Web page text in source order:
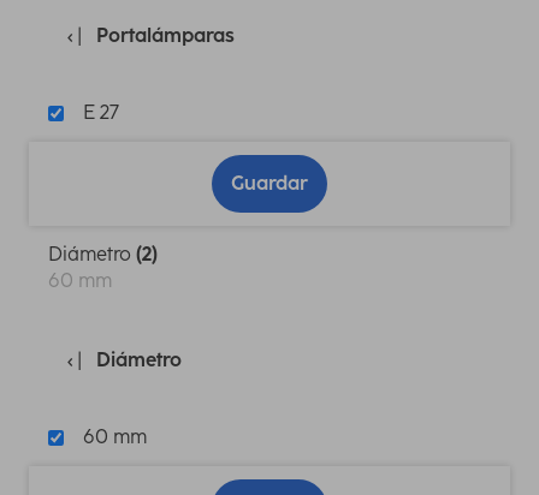
Portalámparas
E 27
Guardar
Diámetro (2)
60 mm
Diámetro
60 mm